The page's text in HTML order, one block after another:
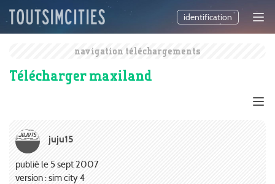
identification
navigation téléchargements
Télécharger maxiland
juju15
publié le 5 sept 2007
version : sim city 4